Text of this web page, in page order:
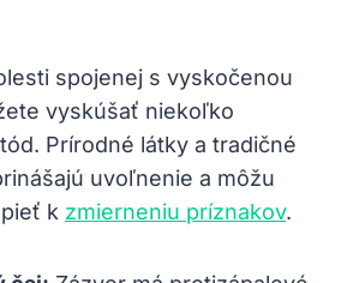
spojenej s vyskočenou
‍vyskúšať niekoľko
Prírodné látky a tradičné
uvoľnenie a môžu
k zmierneniu príznakov.